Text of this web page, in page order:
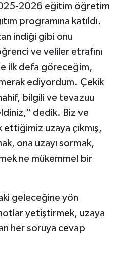
2026 eğitim öğretim
programına katıldı.
indiği gibi onu
ve veliler etrafını
ilk defa göreceğim,
ediyordum. Çekik
bilgili ve tevazuu
dedik. Biz ve
uzaya çıkmış,
ona uzayı sormak,
ne mükemmel bir
geleceğine yön
yetiştirmek, uzaya
her soruya cevap